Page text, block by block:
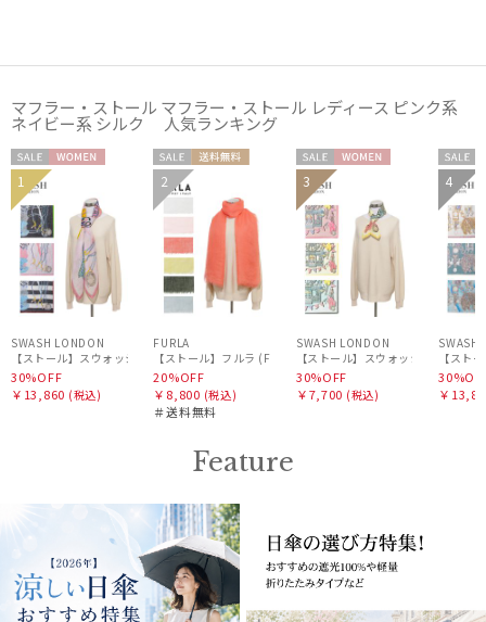
マフラー・ストール・スカーフ
帽子
手袋・アームカバー
その他
カラー
マフラー・ストール マフラー・ストール レディース ピンク系
ネイビー系 シルク 人気ランキング
セー
ル
WOME
1
SWASH LONDON
【ストール】スウォッシュロンドン (SWASH LONDON) Oceanic Odyssey 115*115 コット
30%OFF
￥13,860 (税込)
セー
ル
送料無
料
WOME
N
2
FURLA
【ストール】フルラ (FURLA) 麻カシミヤ混無地 80*175
20%OFF
￥8,800 (税込)
＃送料無料
セー
ル
WOME
3
SWASH LONDON
【ストール】スウォッシュロンド
30%OFF
￥7,700 (税込)
セー
ル
4
SWASH
【スト
￥
Feature